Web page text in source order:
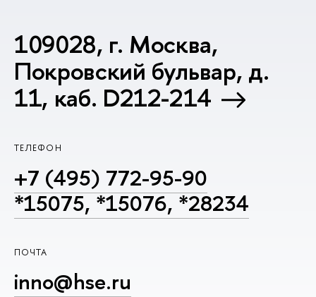
109028, г. Москва,
Покровский бульвар, д.
11, каб. D212-214
ТЕЛЕФОН
+7 (495) 772-95-90
*15075, *15076, *28234
ПОЧТА
inno@hse.ru